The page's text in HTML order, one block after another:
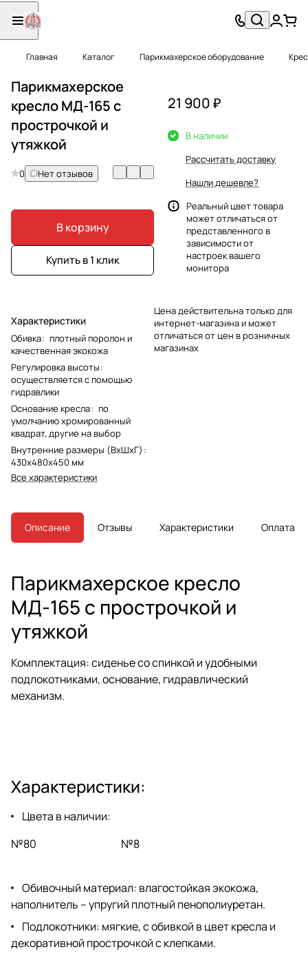
Главная Каталог Парикмахерское оборудование
Парикмахерское
кресло МД-165 с
прострочкой и
утяжкой
0 Нет отзывов
В корзину
Купить в 1 клик
Характеристики
Обивка: плотный поролон и
качественная экокожа
Регулировка высоты:
осуществляется с помощью
гидравлики
Основание кресла: по
умолчанию хромированный
квадрат, другие на выбор
Внутренние размеры (ВхШxГ) :
430х480x450 мм
Все характеристики
21 900 ₽
В наличии
Рассчитать доставку
Нашли дешевле?
Реальный цвет товара
может отличаться от
представленного в
зависимости от
настроек вашего
монитора
Цена действительна только для
интернет-магазина и может
отличаться от цен в розничных
магазинах
Описание Отзывы Характеристики Оплата
Парикмахерское кресло
МД-165 с прострочкой и
утяжкой
Комплектация: сиденье со спинкой и удобными
подлокотниками, основание, гидравлический
механизм.
Характеристики:
Цвета в наличии:
№80 №8
Обивочный материал: влагостойкая экокожа,
наполнитель – упругий плотный пенополиуретан.
Подлокотники: мягкие, с обивкой в цвет кресла и
декоративной прострочкой с клепками.